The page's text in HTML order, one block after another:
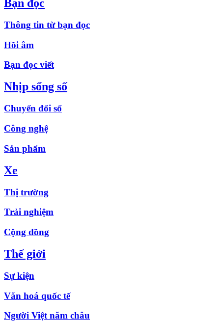
Bạn đọc
Thông tin từ bạn đọc
Hồi âm
Bạn đọc viết
Nhịp sống số
Chuyển đổi số
Công nghệ
Sản phẩm
Xe
Thị trường
Trải nghiệm
Cộng đồng
Thế giới
Sự kiện
Văn hoá quốc tế
Người Việt năm châu